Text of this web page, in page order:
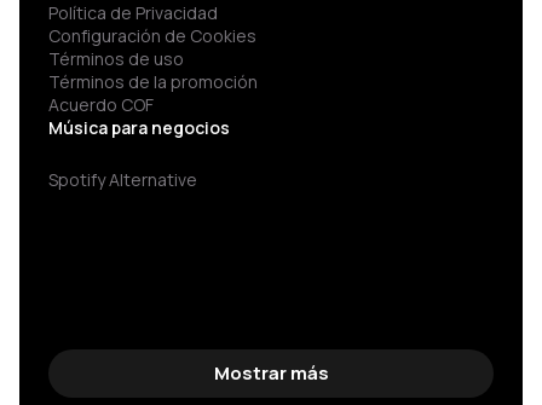
Política de Privacidad
Configuración de Cookies
Términos de uso
Términos de la promoción
Acuerdo COF
Música para negocios
Spotify Alternative
Mostrar más